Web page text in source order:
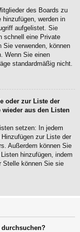
des Boards zu
werden in
aufgelistet. Sie
schnell eine Private
Sie verwenden, können
Wenn Sie einen
standardmäßig nicht.
oder zur Liste der
aus den Listen
setzen: In jedem
zur Liste der
Außerdem können Sie
hinzufügen, indem
Stelle können Sie sie